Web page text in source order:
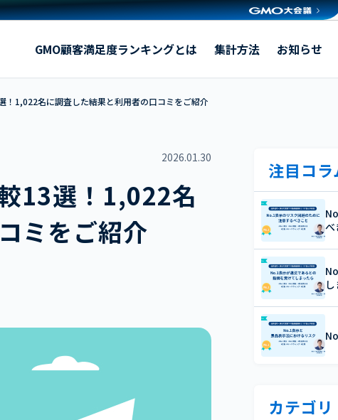
ントおすすめ比較13選！1,022名に調査した結果と利用者の口
GMO顧客満足度ランキングとは 集計方法 お知らせ
！1,022名に調査した結果と利用者の口コミをご紹介
2026.01.30
13選！1,022名
ミをご紹介
注目コラ
べ
カテゴリ